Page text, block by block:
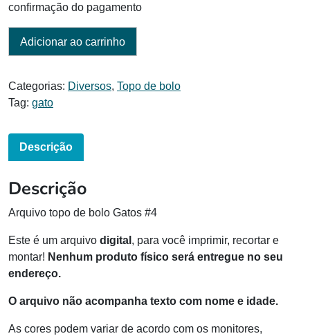
confirmação do pagamento
Adicionar ao carrinho
Categorias: Diversos, Topo de bolo
Tag: gato
Descrição
Descrição
Arquivo topo de bolo Gatos #4
Este é um arquivo digital , para você imprimir, recortar e
montar! Nenhum produto físico será entregue no seu
endereço.
O arquivo não acompanha texto com nome e idade.
As cores podem variar de acordo com os monitores,